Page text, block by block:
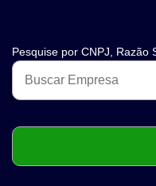
Pesquise por CNPJ, Razão